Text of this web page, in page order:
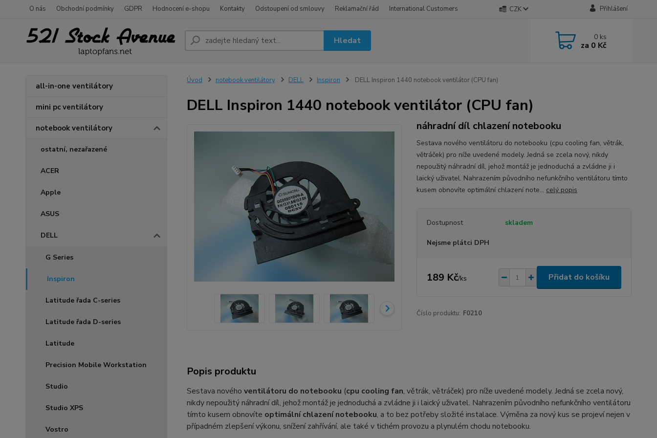
O nás Obchodní podmínky GDPR Hodnocení e-shopu Kontakty Odstoupení od smlouvy Reklamační řád International Customers CZK Přihlášení
Hledat 0 ks
za 0 Kč
all-in-one ventilátory
mini pc ventilátory
notebook ventilátory
ostatní, nezařazené
ACER
Apple
ASUS
DELL
G Series
Inspiron
Latitude řada C-series
Latitude řada D-series
Latitude
Precision Mobile Workstation
Studio
Studio XPS
Vostro
Úvod notebook ventilátory DELL Inspiron DELL Inspiron 1440 notebook ventilátor (CPU fan)
DELL Inspiron 1440 notebook ventilátor (CPU fan)
náhradní díl chlazení notebooku
Sestava nového ventilátoru do notebooku (cpu cooling fan, větrák,
větráček) pro níže uvedené modely. Jedná se zcela nový, nikdy
nepoužitý náhradní díl, jehož montáž je jednoduchá a zvládne ji i
laický uživatel. Nahrazením původního nefunkčního ventilátoru tímto
kusem obnovíte optimální chlazení note... celý popis
Dostupnost skladem
Nejsme plátci DPH
189 Kč/ks Přidat do košíku
Číslo produktu: F0210
Popis produktu
Sestava nového ventilátoru do notebooku (cpu cooling fan, větrák, větráček) pro níže uvedené modely. Jedná se zcela nový,
nikdy nepoužitý náhradní díl, jehož montáž je jednoduchá a zvládne ji i laický uživatel. Nahrazením původního nefunkčního ventilátoru
tímto kusem obnovíte optimální chlazení notebooku, a to bez potřeby složité instalace. Výměna za nový kus se projeví nejen v
případném zlepšení výkonu, snížení zahřívání, ale také v tichém provozu a plynulém chodu notebooku.